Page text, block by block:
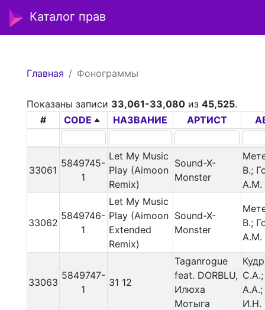
Каталог прав
Главная Фонограммы
Показаны записи 33,061-33,080из 45,525.
#
CODE НАЗВАНИЕ АРТИСТ
33061
5849745-
1
Let My Music
Play (Aimoon
Remix)
Sound-X-
Monster
В.;
А.М.
33062
5849746-
1
Let My Music
Play (Aimoon
Extended
Remix)
Sound-X-
Monster
В.;
А.М.
33063
5849747-
1
31 12
Taganrogue
feat. DORBLU,
Илюха
Мотыга
И.Н.